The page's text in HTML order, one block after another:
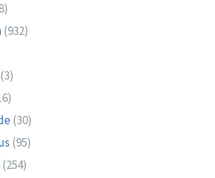
(932)
(3)
(30)
(95)
(254)